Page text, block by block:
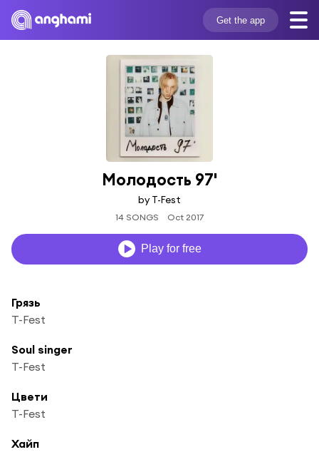
Get the app
Молодость 97'
by T-Fest
14 SONGS Oct 2017
Play for free
Грязь
T-Fest
Soul singer
T-Fest
Цвети
T-Fest
Хайп